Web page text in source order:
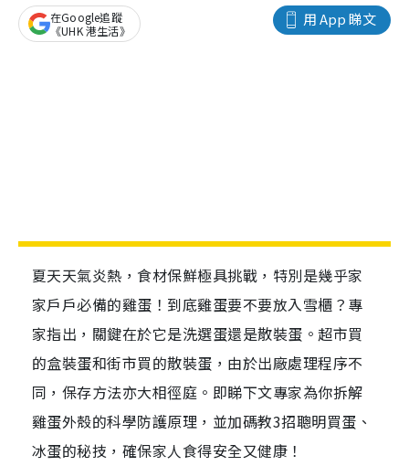
用 App 睇文
在Google追蹤
《UHK 港生活》
夏天天氣炎熱，食材保鮮極具挑戰，特別是幾乎家
家戶戶必備的雞蛋！到底雞蛋要不要放入雪櫃？專
家指出，關鍵在於它是洗選蛋還是散裝蛋。超市買
的盒裝蛋和街市買的散裝蛋，由於出廠處理程序不
同，保存方法亦大相徑庭。即睇下文專家為你拆解
雞蛋外殼的科學防護原理，並加碼教3招聰明買蛋、
冰蛋的秘技，確保家人食得安全又健康！